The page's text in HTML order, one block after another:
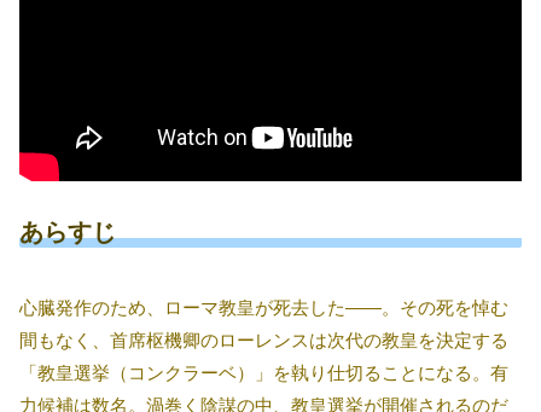
あらすじ
心臓発作のため、ローマ教皇が死去した――。その死を悼む
間もなく、首席枢機卿のローレンスは次代の教皇を決定する
「教皇選挙（コンクラーベ）」を執り仕切ることになる。有
力候補は数名。渦巻く陰謀の中、教皇選挙が開催されるのだ